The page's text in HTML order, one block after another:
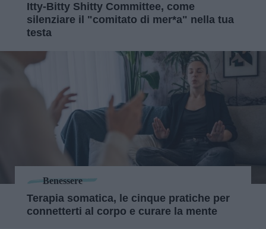
Itty-Bitty Shitty Committee, come
silenziare il "comitato di mer*a" nella tua
testa
Benessere
Terapia somatica, le cinque pratiche per
connetterti al corpo e curare la mente